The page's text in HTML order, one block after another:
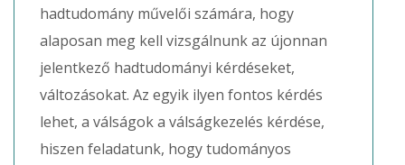
hadtudomány művelői számára, hogy
alaposan meg kell vizsgálnunk az újonnan
jelentkező hadtudományi kérdéseket,
változásokat. Az egyik ilyen fontos kérdés
lehet, a válságok a válságkezelés kérdése,
hiszen feladatunk, hogy tudományos